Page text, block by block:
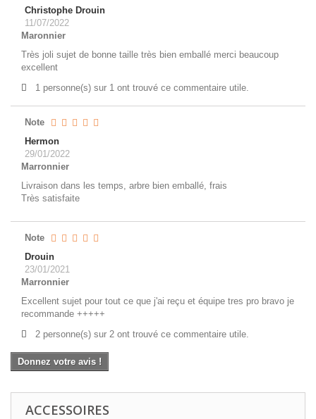
Christophe Drouin
11/07/2022
Maronnier
Très joli sujet de bonne taille très bien emballé merci beaucoup
excellent
1 personne(s) sur 1 ont trouvé ce commentaire utile.
Note
Hermon
29/01/2022
Marronnier
Livraison dans les temps, arbre bien emballé, frais
Très satisfaite
Note
Drouin
23/01/2021
Marronnier
Excellent sujet pour tout ce que j'ai reçu et équipe tres pro bravo je
recommande +++++
2 personne(s) sur 2 ont trouvé ce commentaire utile.
Donnez votre avis !
ACCESSOIRES